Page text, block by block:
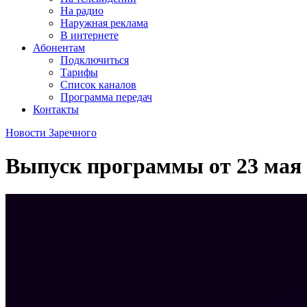
На радио
Наружная реклама
В интернете
Абонентам
Подключиться
Тарифы
Список каналов
Программа передач
Контакты
Новости Заречного
Выпуск программы от 23 мая